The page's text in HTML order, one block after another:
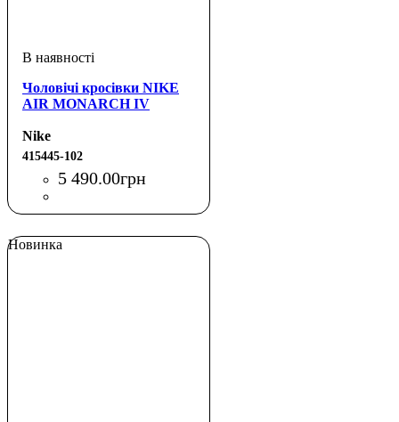
Чоловічі кросівки NIKE
AIR MONARCH IV
Nike
415445-102
5 490.00грн
Новинка